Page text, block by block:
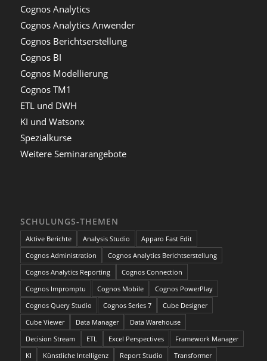
Cognos Analytics
Cognos Analytics Anwender
Cognos Berichtserstellung
Cognos BI
Cognos Modellierung
Cognos TM1
ETL und DWH
KI und Watsonx
Spezialkurse
Weitere Seminarangebote
SCHULUNGS-THEMEN
Aktive Berichte Analysis Studio
Apparo Fast Edit
Cognos Administration
Cognos Analytics Berichtserstellung
Cognos Analytics Reporting
Cognos Connection
Cognos Impromptu
Cognos Mobile
Cognos PowerPlay
Cognos Query Studio
Cognos Series 7
Cube Designer
Cube Viewer
Data Manager
Data Warehouse
Decision Stream
ETL Excel Perspectives
Framework Manager
KI
Künstliche Intelligenz Report Studio
Transformer